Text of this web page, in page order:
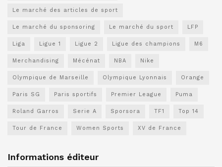
Le marché des articles de sport
Le marché du sponsoring Le marché du sport LFP
Liga Ligue 1 Ligue 2 Ligue des champions M6
Merchandising Mécénat NBA Nike
Olympique de Marseille Olympique Lyonnais Orange
Paris SG Paris sportifs Premier League Puma
Roland Garros Serie A Sporsora TF1 Top 14
Tour de France Women Sports XV de France
Informations éditeur